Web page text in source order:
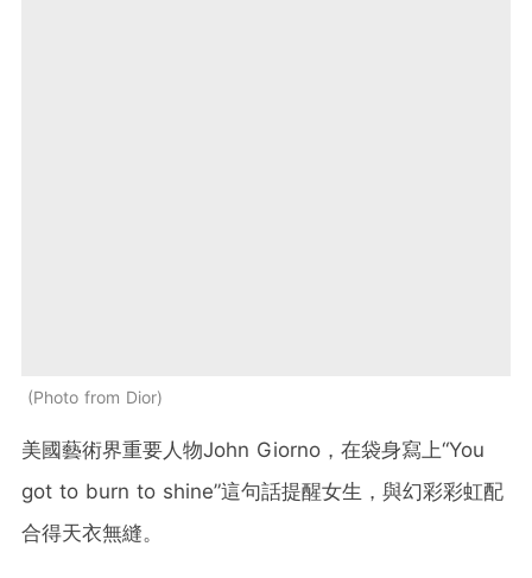
Photo from Dior
美國藝術界重要人物John Giorno ，在袋身寫上“You
got to burn to shine”這句話提醒女生，與幻彩彩虹配
合得天衣無縫。